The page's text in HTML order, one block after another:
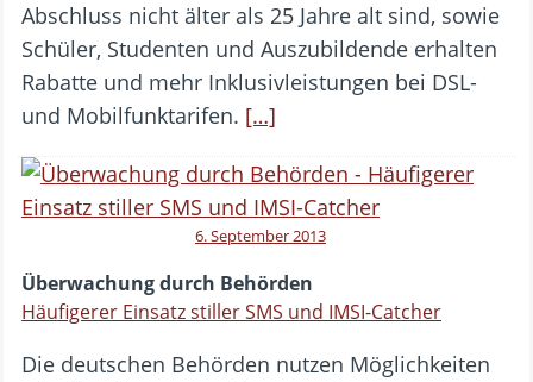
Abschluss nicht älter als 25 Jahre alt sind, sowie
Schüler, Studenten und Auszubildende erhalten
Rabatte und mehr Inklusivleistungen bei DSL-
und Mobilfunktarifen. […]
6. September 2013
Überwachung durch Behörden
Häufigerer Einsatz stiller SMS und IMSI-Catcher
Die deutschen Behörden nutzen Möglichkeiten